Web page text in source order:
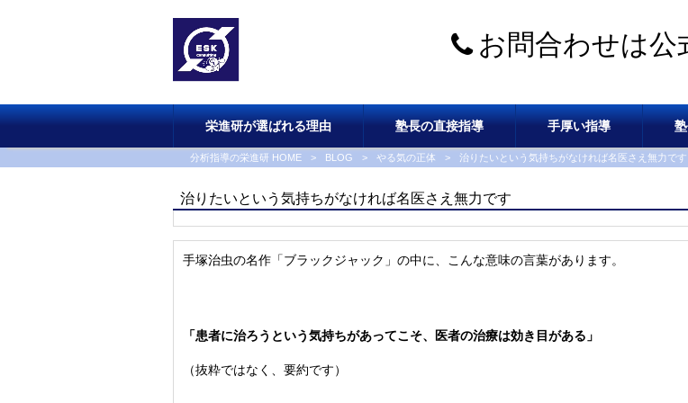
お問合わせは公
栄進研が選ばれる理由 塾長の直接指導 手厚い指導
分析指導の栄進研 HOME > BLOG > やる気の正体 > 治りたいという気持ちがなければ名医さえ無力です
治りたいという気持ちがなければ名医さえ無力です
手塚治虫の名作「ブラックジャック」の中に、 こんな意味の言葉があります。
「患者に治ろうという気持ちがあってこそ、 医者の治療は効き目がある」
（抜粋ではなく、要約です）